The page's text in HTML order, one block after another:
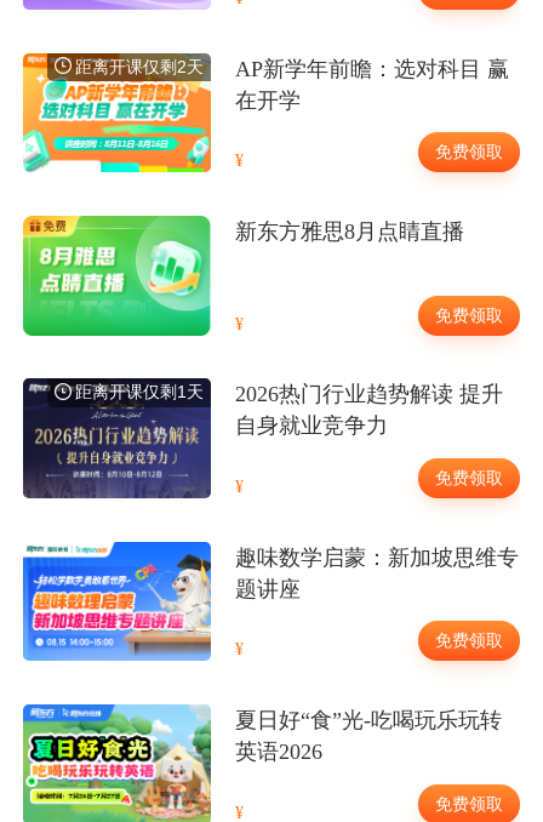
距离开课仅剩2天
AP新学年前瞻：选对科目 赢
在开学
免费领取
新东方雅思8月点睛直播
免费领取
距离开课仅剩1天
2026热门行业趋势解读 提升
自身就业竞争力
免费领取
趣味数学启蒙：新加坡思维专
题讲座
免费领取
夏日好“食”光-吃喝玩乐玩转
英语2026
免费领取